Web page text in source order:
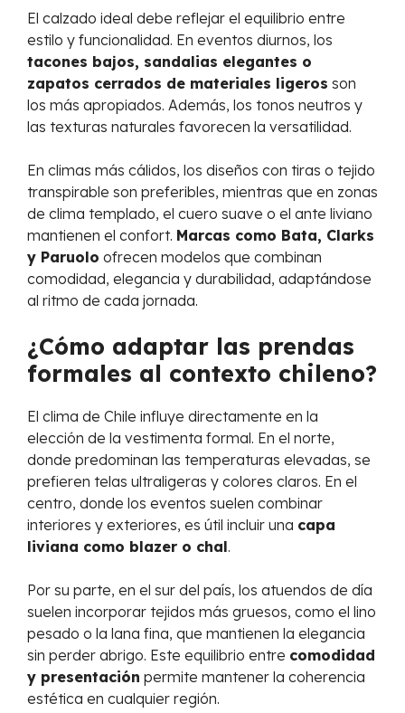
El calzado ideal debe reflejar el equilibrio entre
estilo y funcionalidad. En eventos diurnos, los
tacones bajos, sandalias elegantes o
zapatos cerrados de materiales ligeros son
los más apropiados. Además, los tonos neutros y
las texturas naturales favorecen la versatilidad.
En climas más cálidos, los diseños con tiras o tejido
transpirable son preferibles, mientras que en zonas
de clima templado, el cuero suave o el ante liviano
mantienen el confort. Marcas como Bata, Clarks
y Paruolo ofrecen modelos que combinan
comodidad, elegancia y durabilidad, adaptándose
al ritmo de cada jornada.
¿Cómo adaptar las prendas
formales al contexto chileno?
El clima de Chile influye directamente en la
elección de la vestimenta formal. En el norte,
donde predominan las temperaturas elevadas, se
prefieren telas ultraligeras y colores claros. En el
centro, donde los eventos suelen combinar
interiores y exteriores, es útil incluir una capa
liviana como blazer o chal.
Por su parte, en el sur del país, los atuendos de día
suelen incorporar tejidos más gruesos, como el lino
pesado o la lana fina, que mantienen la elegancia
sin perder abrigo. Este equilibrio entre comodidad
y presentación permite mantener la coherencia
estética en cualquier región.